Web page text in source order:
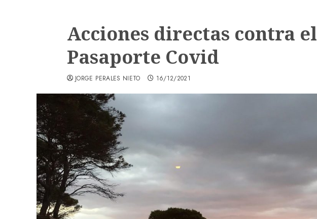
Acciones directas contra el
Pasaporte Covid
JORGE PERALES NIETO 16/12/2021